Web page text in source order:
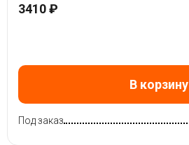
3410 ₽
В корзину
Под заказ